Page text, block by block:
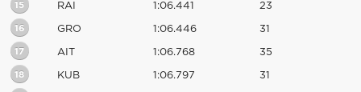
15 RAI 1:06.441 23
16 GRO 1:06.446 31
17 AIT 1:06.768 35
18 KUB 1:06.797 31